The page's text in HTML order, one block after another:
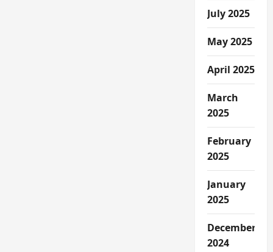
July 2025
May 2025
April 2025
March
2025
February
2025
January
2025
December
2024